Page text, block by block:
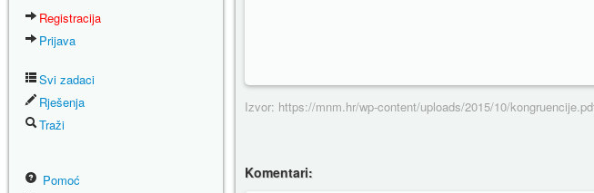
Registracija
Prijava
Svi zadaci
Rješenja
Traži
Pomoć
Izvor: https://mnm.hr/wp-content/uploads/2015/10/
Komentari: